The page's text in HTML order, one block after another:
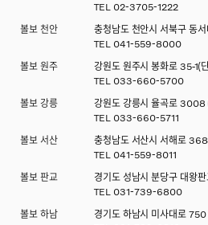
TEL 02-3705-1222
볼보 천안
충청남도 천안시 서북구 동
TEL 041-559-8000
볼보 원주
강원도 원주시 봉화로 35-1(
TEL 033-660-5700
볼보 강릉
강원도 강릉시 율곡로
TEL 033-660-5711
볼보 서산
충청남도 서산시 서해로
TEL 041-559-8011
볼보 판교
경기도 성남시 분당구 대왕
TEL 031-739-6800
볼보 하남
경기도 하남시 미사대로